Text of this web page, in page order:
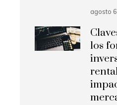
agosto
los